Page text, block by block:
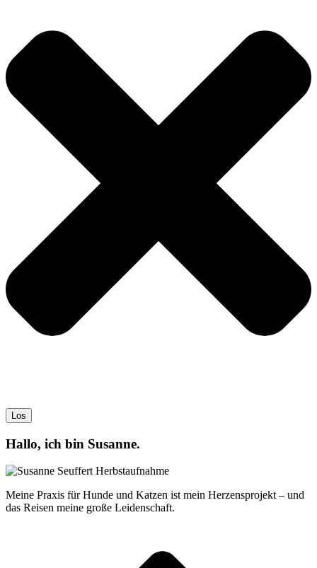
Los
Hallo, ich bin Susanne.
Meine Praxis für Hunde und Katzen ist mein Herzensprojekt – und
das Reisen meine große Leidenschaft.